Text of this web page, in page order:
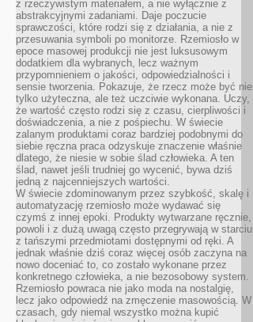
z rzeczywistym materiałem, a nie wyłącznie z
abstrakcyjnymi zadaniami. Daje poczucie
sprawczości, które rodzi się z działania, a nie z
przesuwania symboli po monitorze. Rzemiosło w
epoce masowej produkcji nie jest luksusowym
dodatkiem dla wybranych, lecz ważnym
przypomnieniem o jakości, odpowiedzialności i
sensie tworzenia. Pokazuje, że rzecz może być nie
tylko użyteczna, ale też uczciwie wykonana. Uczy,
że wartość często rodzi się z czasu, cierpliwości i
doświadczenia, a nie z pośpiechu. W świecie
zalanym produktami coraz bardziej podobnymi do
siebie ręczna praca odzyskuje znaczenie właśnie
dlatego, że niesie w sobie ślad człowieka. A ten
ślad, nawet jeśli trudniej go wycenić, bywa dziś
jedną z najcenniejszych wartości.
W świecie zdominowanym przez szybkość, skalę i
automatyzację rzemiosło może wydawać się
czymś z innej epoki. Produkty wytwarzane ręcznie,
powoli i z dużą uwagą często przegrywają w starciu
z tańszymi przedmiotami dostępnymi od ręki. A
jednak właśnie dziś coraz więcej osób zaczyna na
nowo doceniać to, co zostało wykonane przez
konkretnego człowieka, a nie bezosobowy system.
Rzemiosło powraca nie jako moda na nostalgię,
lecz jako odpowiedź na zmęczenie masowością. W
czasach, gdy niemal wszystko można kupić